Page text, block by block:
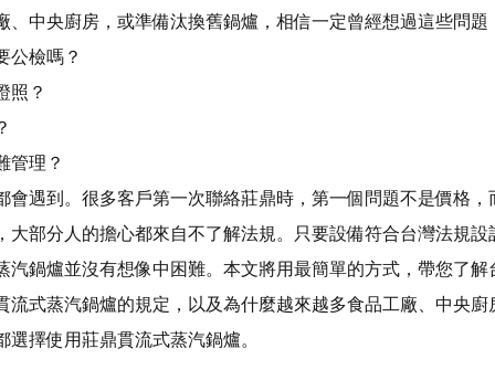
、中央廚房，或準備汰換舊鍋爐，相信一定曾經想過這些問題
公檢嗎？
照？
管理？
會遇到。很多客戶第一次聯絡莊鼎時，第一個問題不是價格，
大部分人的擔心都來自不了解法規。只要設備符合台灣法規設
汽鍋爐並沒有想像中困難。本文將用最簡單的方式，帶您了解
流式蒸汽鍋爐的規定，以及為什麼越來越多食品工廠、中央廚
擇使用莊鼎貫流式蒸汽鍋爐。